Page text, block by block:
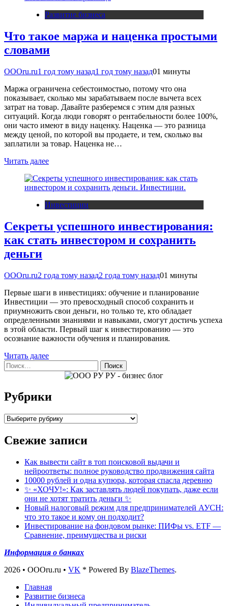
Развитие бизнеса
Что такое маржа и наценка простыми
словами
OOOru.ru1 год тому назад1 год тому назад01 минуты
Маржа ограничена себестоимостью, потому что она
показывает, сколько мы зарабатываем после вычета всех
затрат на товар. Давайте разберемся с этим для разных
ситуаций. Когда люди говорят о рентабельности более 100%,
они часто имеют в виду наценку. Наценка — это разница
между ценой, по которой вы продаете, и тем, сколько вы
заплатили за товар. Наценка не…
Читать далее
Инвестиции
Секреты успешного инвестирования:
как стать инвестором и сохранить
деньги
OOOru.ru2 года тому назад2 года тому назад01 минуты
Первые шаги в инвестициях: обучение и планирование
Инвестиции — это превосходный способ сохранить и
приумножить свои деньги, но только те, кто обладает
определенными знаниями и навыками, смогут достичь успеха
в этой области. Первый шаг к инвестированию — это
осознание важности обучения и планирования.
Читать далее
Найти:
Рубрики
Рубрики
Свежие записи
Как вывести сайт в топ поисковой выдачи и
нейроответы: полное руководство продвижения сайта
10000 рублей и одна купюра, которая спасла деревню
✨ «ХОЧУ!»: Как заставлять людей покупать, даже если
они не хотят тратить деньги ✨
Новый налоговый режим для предпринимателей АУСН:
что это такое и кому он подходит?
Инвестирование на фондовом рынке: ПИФы vs. ETF —
Сравнение, преимущества и риски
Информация о банках
2026 • OOOru.ru • VK * Powered By BlazeThemes.
Главная
Развитие бизнеса